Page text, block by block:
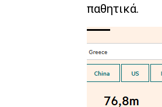
παθητικά.